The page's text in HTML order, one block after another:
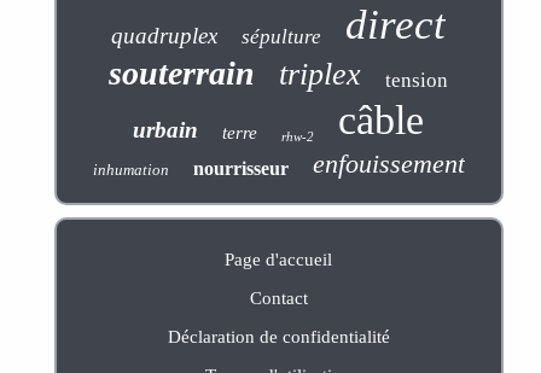
quadruplex sépulture direct
souterrain triplex tension
urbain terre rhw-2 câble
inhumation nourrisseur enfouissement
Page d'accueil
Contact
Déclaration de confidentialité